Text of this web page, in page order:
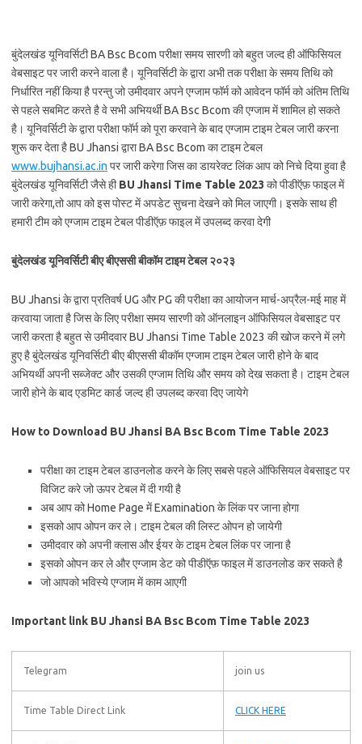
बुंदेलखंड यूनिवर्सिटी BA Bsc Bcom परीक्षा समय सारणी को बहुत जल्द ही ऑफिसियल
वेबसाइट पर जारी करने वाला है। यूनिवर्सिटी के द्वारा अभी तक परीक्षा के समय तिथि को
निर्धारित नहीं किया है परन्तु जो उमीदवार अपने एग्जाम फॉर्म को आवेदन फॉर्म को अंतिम तिथि
से पहले सबमिट करते है वे सभी अभियर्थी BA Bsc Bcom की एग्जाम में शामिल हो सकते
है। यूनिवर्सिटी के द्वारा परीक्षा फॉर्म को पूरा करवाने के बाद एग्जाम टाइम टेबल जारी करना
शुरू कर देता है BU Jhansi द्वारा BA Bsc Bcom का टाइम टेबल
www.bujhansi.ac.in पर जारी करेगा जिस का डायरेक्ट लिंक आप को निचे दिया हुवा है
बुंदेलखंड यूनिवर्सिटी जैसे हीBU Jhansi Time Table 2023 को पीडीऍफ़ फाइल में
जारी करेगा,तो आप को इस पोस्ट में अपडेट सुचना देखने को मिल जाएगी। इसके साथ ही
हमारी टीम को एग्जाम टाइम टेबल पीडीऍफ़ फाइल में उपलब्द करवा देगी
बुंदेलखंड यूनिवर्सिटी बीए बीएससी बीकॉम टाइम टेबल २०२३
BU Jhansi के द्वारा प्रतिवर्ष UG और PG की परीक्षा का आयोजन मार्च-अप्रैल-मई माह में
करवाया जाता है जिस के लिए परीक्षा समय सारणी को ऑनलाइन ऑफिसियल वेबसाइट पर
जारी करता है बहुत से उमीदवार BU Jhansi Time Table 2023 की खोज करने में लगे
हुए है बुंदेलखंड यूनिवर्सिटी बीए बीएससी बीकॉम एग्जाम टाइम टेबल जारी होने के बाद
अभियर्थी अपनी सब्जेक्ट और उसकी एग्जाम तिथि और समय को देख सकता है। टाइम टेबल
जारी होने के बाद एडमिट कार्ड जल्द ही उपलब्द करवा दिए जायेगे
How to Download BU Jhansi BA Bsc Bcom Time Table 2023
परीक्षा का टाइम टेबल डाउनलोड करने के लिए सबसे पहले ऑफिसियल वेबसाइट पर
विजिट करे जो ऊपर टेबल में दी गयी है
अब आप को Home Page में Examination के लिंक पर जाना होगा
इसको आप ओपन कर ले। टाइम टेबल की लिस्ट ओपन हो जायेगी
उमीदवार को अपनी क्लास और ईयर के टाइम टेबल लिंक पर जाना है
इसको ओपन कर ले और एग्जाम डेट को पीडीऍफ़ फाइल में डाउनलोड कर सकते है
जो आपको भविस्ये एग्जाम में काम आएगी
Important link BU Jhansi BA Bsc Bcom Time Table 2023
Telegram join us
Time Table Direct Link CLICK HERE